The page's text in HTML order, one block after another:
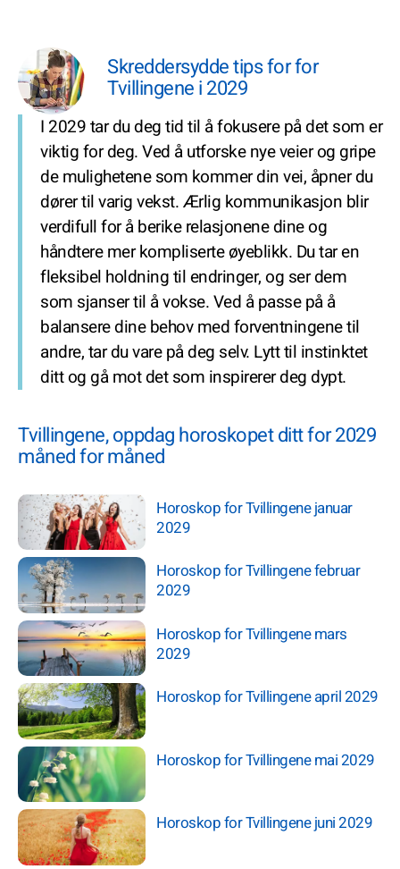
Skreddersydde tips for for
Tvillingene i 2029
I 2029 tar du deg tid til å fokusere på det som er
viktig for deg. Ved å utforske nye veier og gripe
de mulighetene som kommer din vei, åpner du
dører til varig vekst. Ærlig kommunikasjon blir
verdifull for å berike relasjonene dine og
håndtere mer kompliserte øyeblikk. Du tar en
fleksibel holdning til endringer, og ser dem
som sjanser til å vokse. Ved å passe på å
balansere dine behov med forventningene til
andre, tar du vare på deg selv. Lytt til instinktet
ditt og gå mot det som inspirerer deg dypt.
Tvillingene, oppdag horoskopet ditt for 2029
måned for måned
Horoskop for Tvillingene januar
2029
Horoskop for Tvillingene februar
2029
Horoskop for Tvillingene mars
2029
Horoskop for Tvillingene april 2029
Horoskop for Tvillingene mai 2029
Horoskop for Tvillingene juni 2029